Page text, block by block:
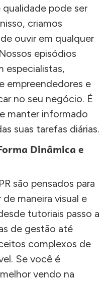
pode ser
criamos
ouvir em qualquer
episódios
especialistas,
empreendedores e
no seu negócio. É
manter informado
suas tarefas diárias.
Dinâmica e
são pensados para
maneira visual e
tutoriais passo a
de gestão até
complexos de
Se você é
vendo na